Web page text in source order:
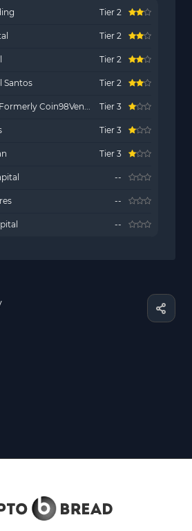
Tier 2
Tier 2
Tier 2
Santos Tier 2
Coin98Ven... Tier 3
Tier 3
Tier 3
--
--
--